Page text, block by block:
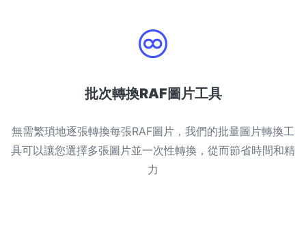
批次轉換RAF圖片工具
無需繁瑣地逐張轉換每張RAF圖片，我們的批量圖片轉換工
具可以讓您選擇多張圖片並一次性轉換，從而節省時間和精
力